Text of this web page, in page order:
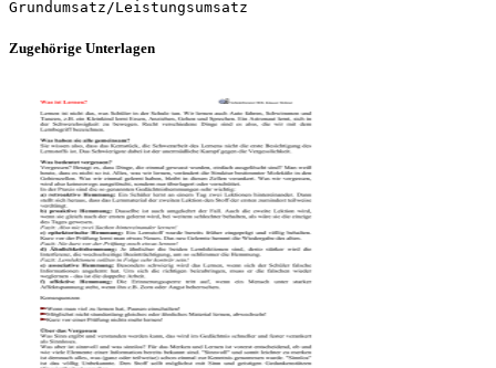
Zugehörige Unterlagen